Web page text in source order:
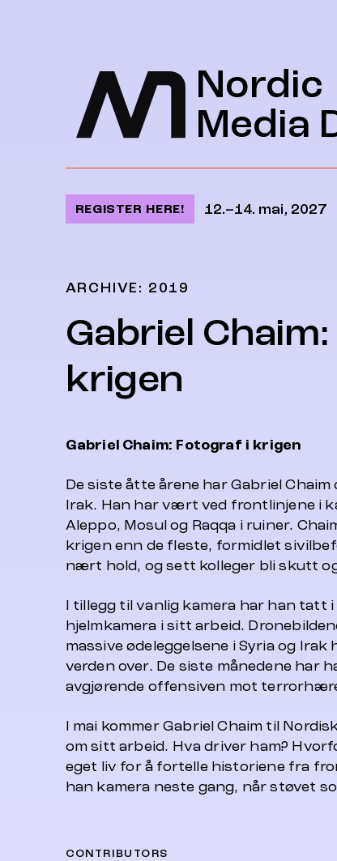
Nordic
Media
REGISTER HERE! 12.–14. mai, 2027
ARCHIVE: 2019
Gabriel
krigen
Gabriel Chaim: Fotograf i krigen
De siste åtte årene har Gabriel
Irak. Han har vært ved frontlinjene i
Aleppo, Mosul og Raqqa i ruiner.
krigen enn de fleste, formidlet
nært hold, og sett kolleger bli skutt
I tillegg til vanlig kamera har han tatt
hjelmkamera i sitt arbeid.
massive ødeleggelsene i Syria og
verden over. De siste månedene har
avgjørende offensiven mot
I mai kommer Gabriel Chaim til
om sitt arbeid. Hva driver ham?
eget liv for å fortelle historiene fra
han kamera neste gang, når støvet
CONTRIBUTORS